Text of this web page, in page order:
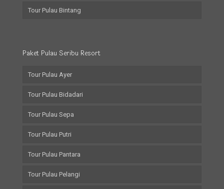
Tour Pulau Bintang
Paket Pulau Seribu Resort
Tour Pulau Ayer
Tour Pulau Bidadari
Tour Pulau Sepa
Tour Pulau Putri
Tour Pulau Pantara
Tour Pulau Pelangi